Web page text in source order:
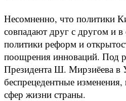
Несомненно, что политики
совпадают друг с другом и в
политики реформ и
поощрения инноваций. Под
Президента Ш. Мирзиёева в
беспрецедентные
сфер жизни страны.